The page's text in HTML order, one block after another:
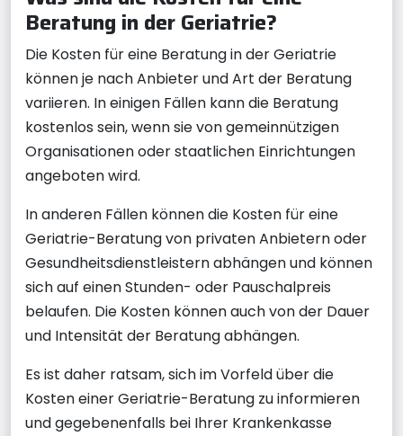
Beratung in der Geriatrie?
Die Kosten für eine Beratung in der Geriatrie
können je nach Anbieter und Art der Beratung
variieren. In einigen Fällen kann die Beratung
kostenlos sein, wenn sie von gemeinnützigen
Organisationen oder staatlichen Einrichtungen
angeboten wird.
In anderen Fällen können die Kosten für eine
Geriatrie-Beratung von privaten Anbietern oder
Gesundheitsdienstleistern abhängen und können
sich auf einen Stunden- oder Pauschalpreis
belaufen. Die Kosten können auch von der Dauer
und Intensität der Beratung abhängen.
Es ist daher ratsam, sich im Vorfeld über die
Kosten einer Geriatrie-Beratung zu informieren
und gegebenenfalls bei Ihrer Krankenkasse